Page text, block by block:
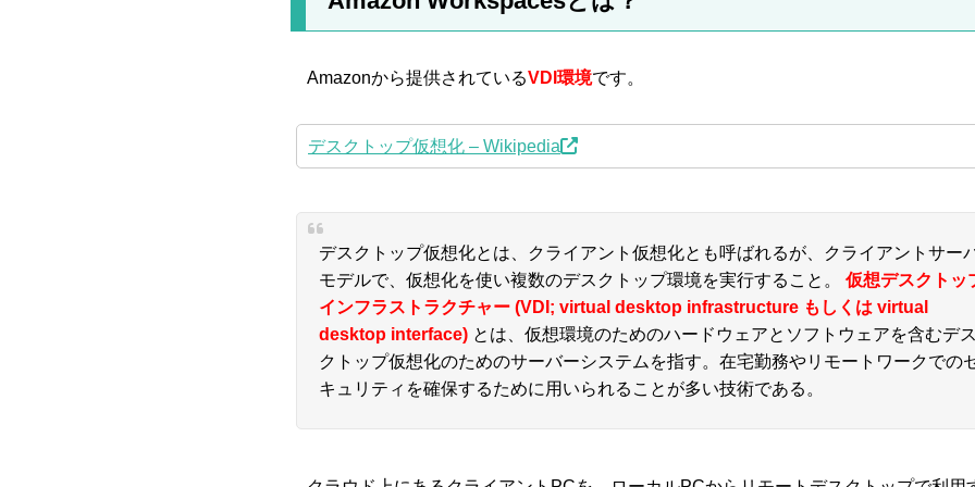
Amazonから提供されているVDI環境です。
デスクトップ仮想化 – Wikipedia
デスクトップ仮想化とは、クライアント仮想化とも呼ばれるが、クライアントサー
モデルで、仮想化を使い複数のデスクトップ環境を実行すること。 仮想デスクトッ
インフラストラクチャー (VDI; virtual desktop infrastructure もしくは virtual
desktop interface) とは、仮想環境のためのハードウェアとソフトウェアを含むデス
クトップ仮想化のためのサーバーシステムを指す。在宅勤務やリモートワークでの
キュリティを確保するために用いられることが多い技術である。